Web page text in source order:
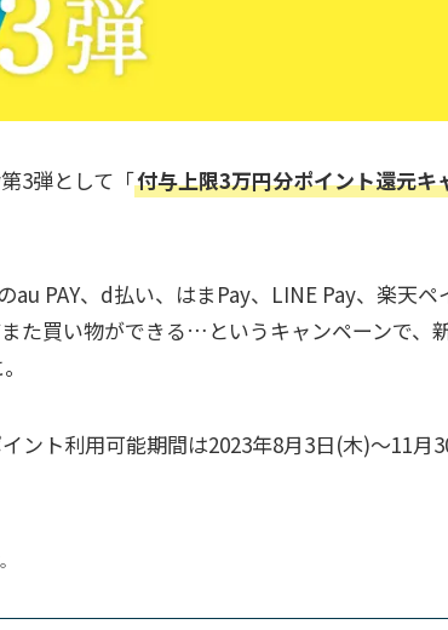
3弾として「付与上限3万円分ポイント還元キ
PAY、d払い、はまPay、LINE Pay、楽天ペ
た買い物ができる…というキャンペーンで、
ント利用可能期間は2023年8月3日(木)～11月